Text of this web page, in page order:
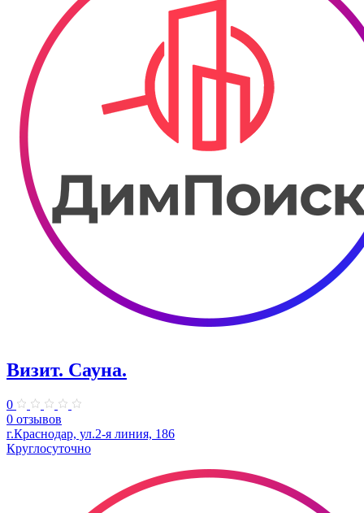
Визит. Сауна.
0
0 отзывов
г.Краснодар, ул.2-я линия, 186
Круглосуточно